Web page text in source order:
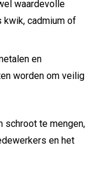
waardevolle
cadmium of
en
worden om veilig
schroot te mengen,
en het